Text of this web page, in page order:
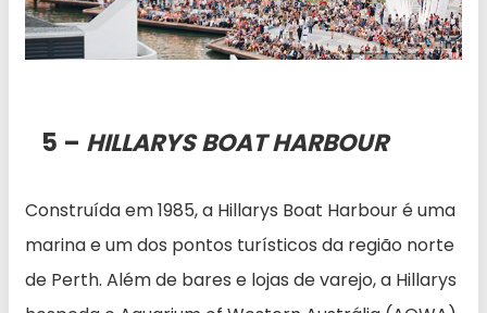
5 – HILLARYS BOAT HARBOUR
Construída em 1985, a Hillarys Boat Harbour é uma
marina e um dos pontos turísticos da região norte
de Perth. Além de bares e lojas de varejo, a Hillarys